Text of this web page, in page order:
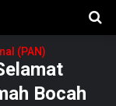
(PAN)
Bocah